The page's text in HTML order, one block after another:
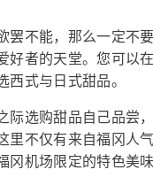
罢不能，那么一定不
好者的天堂。您可以
西式与日式甜品。
际选购甜品自己品尝
里不仅有来自福冈人
冈机场限定的特色美味